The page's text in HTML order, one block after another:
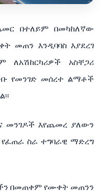
በተለይም በመካከለኛው
መጠን እንዲባባስ እያደረገ
ለአሽከርካሪዎች አስቸጋሪ
የመንገድ መሰረተ ልማቶች
መንገዶች እየጨመረ ያለውን
ስራ ተግባራዊ ማድረግ
በመጠቀም የሙቀት መጠንን